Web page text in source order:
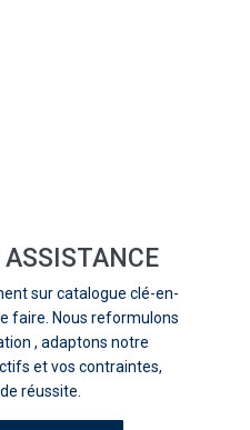
ASSISTANCE
sur catalogue clé-en-
faire. Nous reformulons
, adaptons notre
et vos contraintes,
réussite.